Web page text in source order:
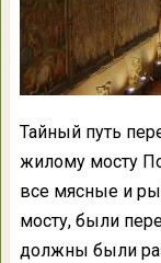
Тайный путь
жилому мосту
все мясные и
мосту, были
должны были